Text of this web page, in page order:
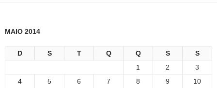
MAIO 2014
D S T Q Q S
S
1
2
3
4
5 6 7 8 9 10